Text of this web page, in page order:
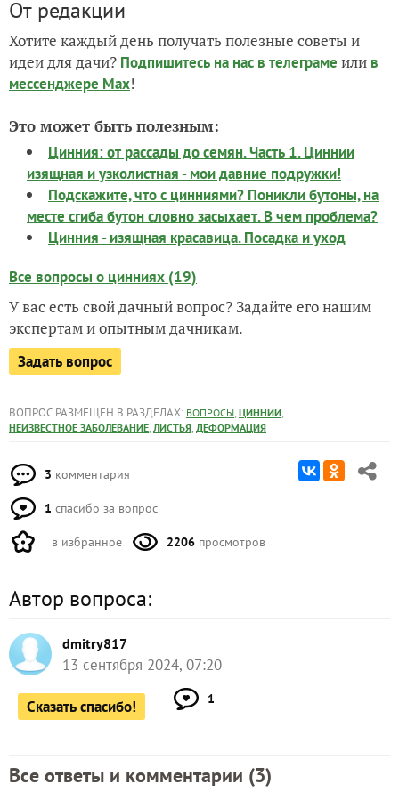
От редакции
Хотите каждый день получать полезные советы и
идеи для дачи? Подпишитесь на нас в телеграме или в
мессенджере Max!
Это может быть полезным:
Цинния: от рассады до семян. Часть 1. Циннии
изящная и узколистная - мои давние подружки!
Подскажите, что с цинниями? Поникли бутоны, на
месте сгиба бутон словно засыхает. В чем проблема?
Цинния - изящная красавица. Посадка и уход
Все вопросы о цинниях (19)
У вас есть свой дачный вопрос? Задайте его нашим
экспертам и опытным дачникам.
Задать вопрос
ВОПРОС РАЗМЕЩЕН В РАЗДЕЛАХ: ВОПРОСЫ, ЦИННИИ,
НЕИЗВЕСТНОЕ ЗАБОЛЕВАНИЕ, ЛИСТЬЯ, ДЕФОРМАЦИЯ
3 комментария
1 спасибо за вопрос
в избранное 2206 просмотров
Автор вопроса:
dmitry817
13 сентября 2024, 07:20
Сказать спасибо! 1
Все ответы и комментарии (3)